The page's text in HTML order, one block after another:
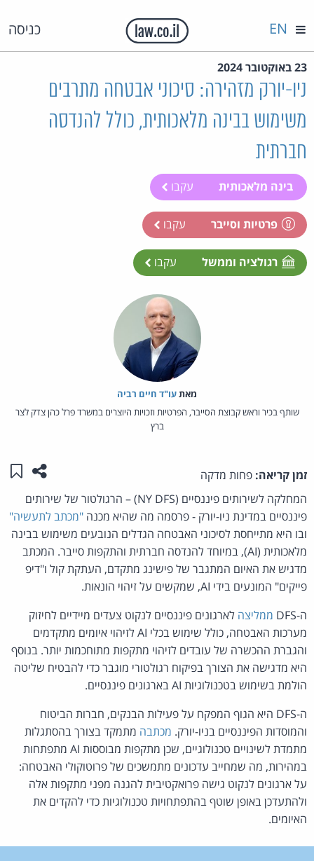
כניסה EN
23 באוקטובר 2024
ניו-יורק מזהירה: סיכוני אבטחה מתרבים
משימוש בבינה מלאכותית, כולל להנדסה
חברתית
בינה מלאכותית עקבו
פרטיות וסייבר עקבו
רגולציה וממשל עקבו
מאת‏עו"ד חיים רביה
שותף בכיר וראש קבוצת הסייבר, הפרטיות וזכויות היוצרים במשרד פרל כהן צדק לצר
ברץ
זמן קריאה: פחות מדקה שתפו
המחלקה לשירותים פיננסיים (NY DFS) – הרגולטור של שירותים
פיננסיים במדינת ניו-יורק - פרסמה מה שהיא מכנה "מכתב לתעשיה"
ובו היא מתייחסת לסיכוני האבטחה הגדלים הנובעים משימוש בבינה
מלאכותית (AI), במיוחד להנדסה חברתית והתקפות סייבר. המכתב
מדגיש את האיום המתגבר של פישינג מתקדם, העתקת קול ו"דיפ
פייקים" המונעים בידי AI, שמקשים על זיהוי הונאות.
ה-DFS
ממליצה לארגונים פיננסיים לנקוט צעדים מיידיים לחיזוק
מערכות האבטחה, כולל שימוש בכלי AI לזיהוי איומים מתקדמים
והגברת ההכשרה של עובדים לזיהוי מתקפות מתוחכמות יותר. בנוסף
היא מדגישה את הצורך בפיקוח רגולטורי מוגבר כדי להבטיח שליטה
הולמת בשימוש בטכנולוגיות AI בארגונים פיננסיים.
ה-DFS היא הגוף המפקח על פעילות הבנקים, חברות הביטוח
והמוסדות הפיננסיים בניו-יורק. מכתבה מתמקד בצורך בהסתגלות
מתמדת לשינויים טכנולוגיים, שכן מתקפות מבוססות AI מתפתחות
במהירות, מה שמחייב עדכונים מתמשכים של פרוטוקולי האבטחה:
על ארגונים לנקוט גישה פרואקטיבית להגנה מפני מתקפות אלה
ולהתעדכן באופן שוטף בהתפתחויות טכנולוגיות כדי להקדים את
האיומים.